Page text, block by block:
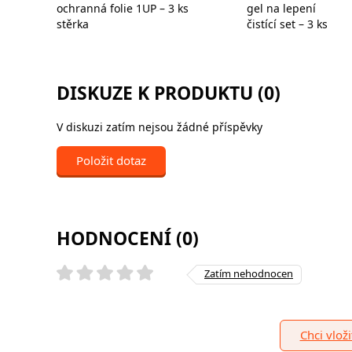
ochranná folie 1UP – 3 ks
stěrka
gel na lepení
čistící set – 3 ks
DISKUZE K PRODUKTU (0)
V diskuzi zatím nejsou žádné příspěvky
Položit dotaz
HODNOCENÍ (0)
Zatím nehodnocen
Chci